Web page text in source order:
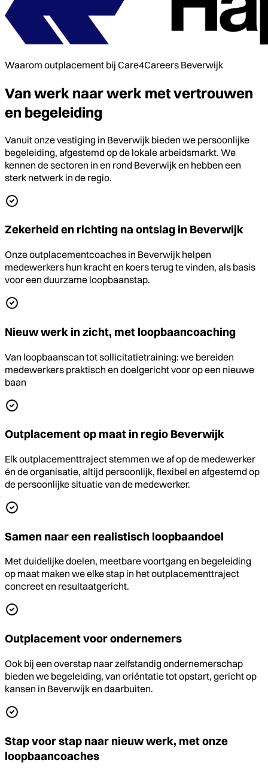
Waarom outplacement bij Care4Careers Beverwijk
Van werk naar werk met vertrouwen
en begeleiding
Vanuit onze vestiging in Beverwijk bieden we persoonlijke
begeleiding, afgestemd op de lokale arbeidsmarkt. We
kennen de sectoren in en rond Beverwijk en hebben een
sterk netwerk in de regio.
Zekerheid en richting na ontslag in Beverwijk
Onze outplacementcoaches in Beverwijk helpen
medewerkers hun kracht en koers terug te vinden, als basis
voor een duurzame loopbaanstap.
Nieuw werk in zicht, met loopbaancoaching
Van loopbaanscan tot sollicitatietraining: we bereiden
medewerkers praktisch en doelgericht voor op een nieuwe
baan
Outplacement op maat in regio Beverwijk
Elk outplacementtraject stemmen we af op de medewerker
én de organisatie, altijd persoonlijk, flexibel en afgestemd op
de persoonlijke situatie van de medewerker.
Samen naar een realistisch loopbaandoel
Met duidelijke doelen, meetbare voortgang en begeleiding
op maat maken we elke stap in het outplacementtraject
concreet en resultaatgericht.
Outplacement voor ondernemers
Ook bij een overstap naar zelfstandig ondernemerschap
bieden we begeleiding, van oriëntatie tot opstart, gericht op
kansen in Beverwijk en daarbuiten.
Stap voor stap naar nieuw werk, met onze
loopbaancoaches